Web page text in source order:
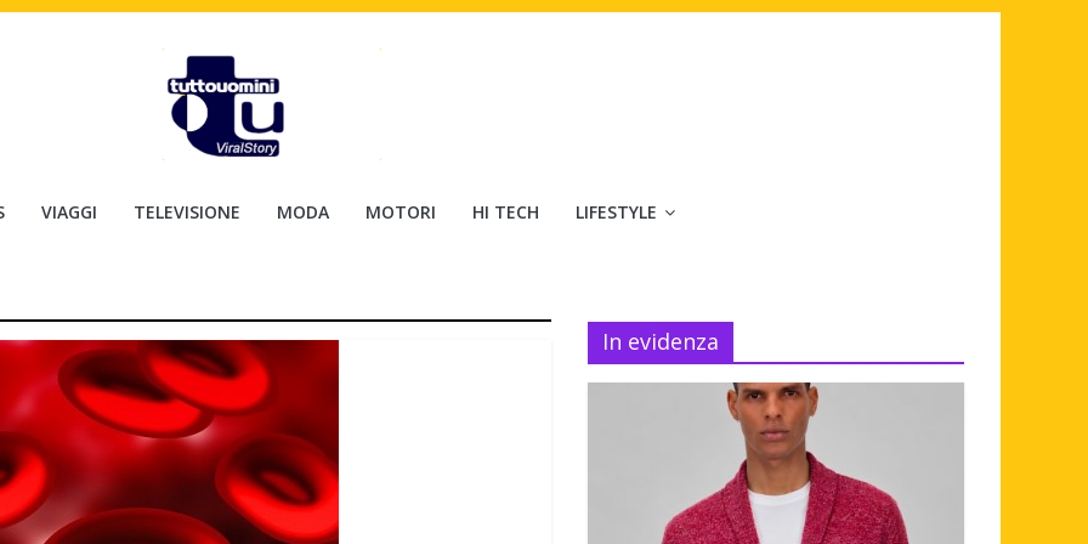
VIAGGI TELEVISIONE MODA MOTORI HI TECH LIFESTYLE
In evidenza